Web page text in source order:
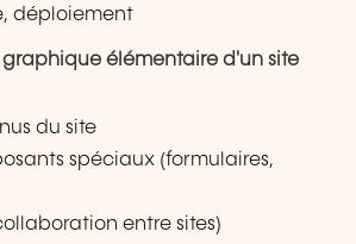
déploiement
graphique élémentaire d'un site
du site
spéciaux (formulaires,
entre sites)